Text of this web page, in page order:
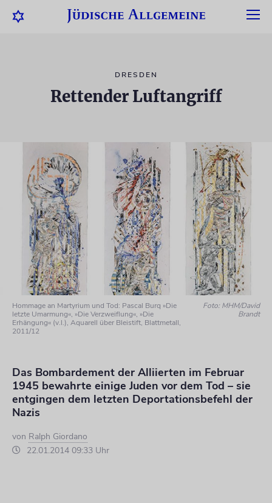
DRESDEN
Rettender Luftangriff
Hommage an Martyrium und Tod: Pascal Burq »Die
letzte Umarmung«, »Die Verzweiflung«, »Die
Erhängung« (v.l.), Aquarell über Bleistift, Blattmetall,
2011/12
Foto: MHM/David
Brandt
Das Bombardement der Alliierten im Februar
1945 bewahrte einige Juden vor dem Tod – sie
entgingen dem letzten Deportationsbefehl der
Nazis
von Ralph Giordano
22.01.2014 09:33 Uhr